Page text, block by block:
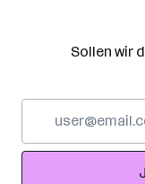
Sollen wir
Adresse